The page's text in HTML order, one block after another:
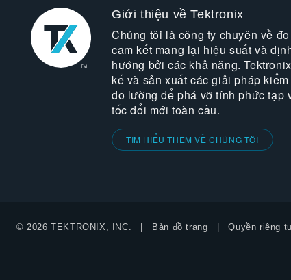
Giới thiệu về Tektronix
Chúng tôi là công ty chuyên về
cam kết mang lại hiệu suất và
hướng bởi các khả năng.
kế và sản xuất các giải pháp
đo lường để phá vỡ tính phức tạp
tốc đổi mới toàn cầu.
TÌM HIỂU THÊM VỀ CHÚNG TÔI
© 2026 TEKTRONIX, INC. Bản đồ trang Quyền riêng